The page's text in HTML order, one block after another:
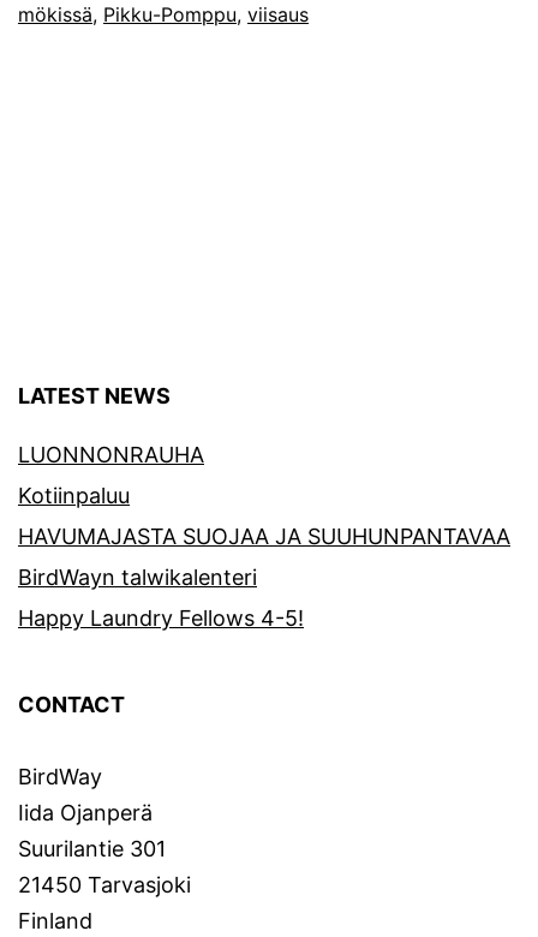
mökissä, Pikku-Pomppu, viisaus
LATEST NEWS
LUONNONRAUHA
Kotiinpaluu
HAVUMAJASTA SUOJAA JA SUUHUNPANTAVAA
BirdWayn talwikalenteri
Happy Laundry Fellows 4-5!
CONTACT
BirdWay
Iida Ojanperä
Suurilantie 301
21450 Tarvasjoki
Finland